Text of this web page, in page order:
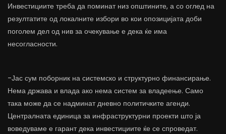
Инвестициите треба да поминат низ општините, а со оглед на
резултатите од локалните избори во кои опозицијата доби
поголем дел од нив за очекување е дека ќе има
несогласности.
-Јас сум поборник на системско и структурно финансирање.
Нема држава и влада ако нема систем за владеење. Само
така може да се надминат дневно политичките агенди.
Централната единица за инфраструктурни проекти што ја
воведуваме е гарант дека инвестициите ќе се спроведат.